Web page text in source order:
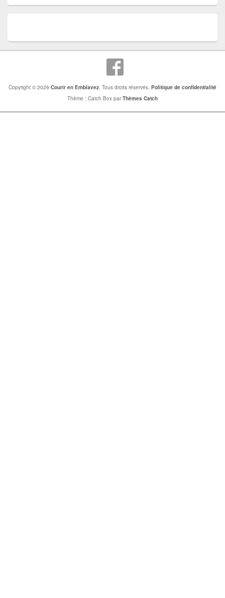
Copyright © 2026 Courir en Emblavez . Tous droits réservés. Politique de confidentialité
Thème : Catch Box parThèmes Catch